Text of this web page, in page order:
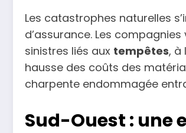
Les catastrophes naturelles
d’assurance. Les
sinistres liés aux tempêtes, à
hausse des coûts des
charpente endommagée
Sud-Ouest : une